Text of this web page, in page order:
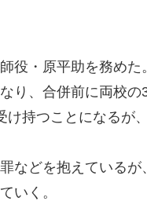
役・原平助を務めた
り、合併前に両校
持つことになるが
などを抱えている
いく。